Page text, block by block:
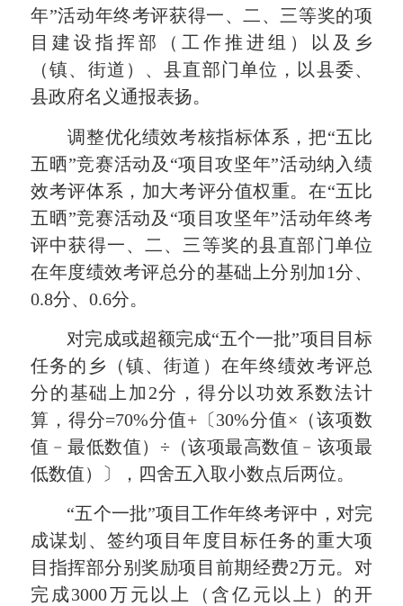
年”活动年终考评获得一、二、三等奖的项
目建设指挥部（工作推进组）以及乡
（镇、街道）、县直部门单位，以县委、
县政府名义通报表扬。
调整优化绩效考核指标体系，把“五比
五晒”竞赛活动及“项目攻坚年”活动纳入绩
效考评体系，加大考评分值权重。在“五比
五晒”竞赛活动及“项目攻坚年”活动年终考
评中获得一、二、三等奖的县直部门单位
在年度绩效考评总分的基础上分别加1分、
0.8分、0.6分。
对完成或超额完成“五个一批”项目目标
任务的乡（镇、街道）在年终绩效考评总
分的基础上加2分，得分以功效系数法计
算，得分=70%分值+〔30%分值×（该项数
值﹣最低数值）÷（该项最高数值﹣该项最
低数值）〕，四舍五入取小数点后两位。
“五个一批”项目工作年终考评中，对完
成谋划、签约项目年度目标任务的重大项
目指挥部分别奖励项目前期经费2万元。对
完成3000万元以上（含亿元以上）的开